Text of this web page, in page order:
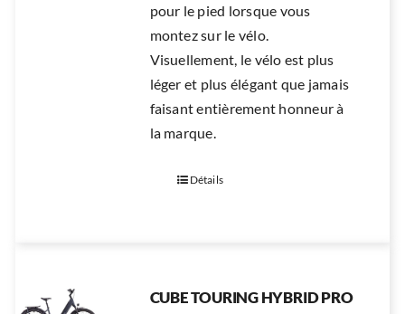
pour le pied lorsque vous
montez sur le vélo.
Visuellement, le vélo est plus
léger et plus élégant que jamais
faisant entièrement honneur à
la marque.
Détails
CUBE TOURING HYBRID PRO